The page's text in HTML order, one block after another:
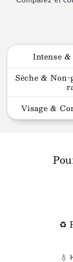
Intense
Sèche &
Visage &
♻️
💧